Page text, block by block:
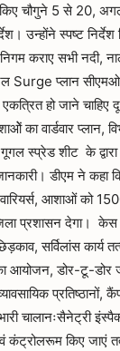
किए चौगुने 5 से 20,
उन्होंने स्पष्ट निर्देश
कराए सभी नदी,
Surge प्लान
हो जाने चाहिए
का वार्डवार प्लान,
स्प्रेड शीट के द्वारा
डीएम ने कहा
आशाओं को
प्रशासन देगा।
छिड़काव, सर्विलांस
का आयोजन, डोर-टू-
प्रतिष्ठानों,
चालानःसैनेट्री
एवं कंट्रोलरूम किए जाएं